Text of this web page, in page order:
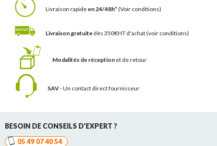
Livraison rapide en 24/48h*(Voir conditions)
Livraison gratuite dès 350€HT d'achat(voir conditions)
Modalités de réception et de retour
SAV- Un contact direct fournisseur
BESOIN DE CONSEILS D'EXPERT ?
05 49 07 40 54